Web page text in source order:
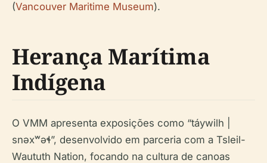
(Vancouver Maritime Museum).
Herança Marítima
Indígena
O VMM apresenta exposições como “táywilh |
snəxʷəɬ”, desenvolvido em parceria com a Tsleil-
Waututh Nation, focando na cultura de canoas